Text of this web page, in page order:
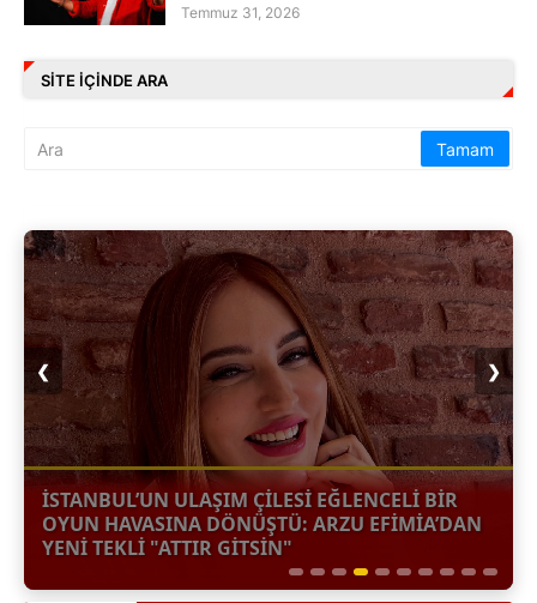
Temmuz 31, 2026
SITE IÇINDE ARA
İSTANBUL’UN ULAŞIM ÇILESI EĞLENCELI BIR
OYUN HAVASINA DÖNÜŞTÜ: ARZU EFIMIA’DAN
YENI TEKLI "ATTIR GITSIN"
❮ ❯